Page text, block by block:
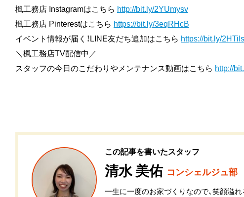
楓工務店 Instagramはこちら http://bit.ly/2YUmysv
楓工務店 Pinterestはこちら https://bit.ly/3eqRHcB
イベント情報が届く！LINE友だち追加はこちら https://bit.ly/
＼楓工務店TV配信中／
スタッフの今日のこだわりやメンテナンス動画はこちら http://
この記事を書いたスタッフ
清水 美佑 コンシェルジュ部
一生に一度のお家づくりなので、笑顔溢